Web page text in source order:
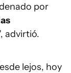
por
advirtió.
lejos, hoy